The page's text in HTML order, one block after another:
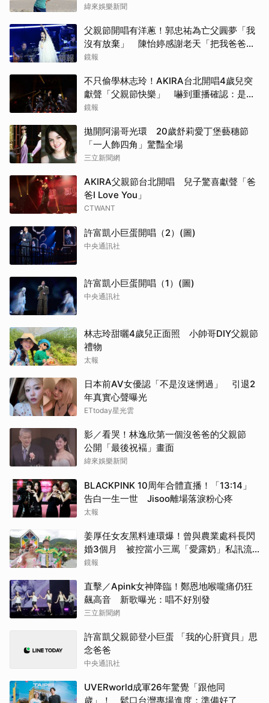
緯來娛樂新聞
父親節開唱有洋蔥！郭忠祐為亡父圓夢「我
沒有放棄」 陳怡婷感謝老天「把我爸爸還
給我」
鏡報
不只偷學林志玲！AKIRA台北開唱4歲兒突
獻聲「父親節快樂」 嚇到重播確認：是我
兒子
鏡報
拋開阿湯哥光環 20歲舒莉愛丁堡藝穗節
「一人飾四角」驚豔全場
三立新聞網
AKIRA父親節台北開唱 兒子驚喜獻聲「爸
爸I Love You」
CTWANT
許富凱小巨蛋開唱（2）(圖)
中央通訊社
許富凱小巨蛋開唱（1）(圖)
中央通訊社
林志玲甜曬4歲兒正面照 小帥哥DIY父親節
禮物
太報
日本前AV女優認「不是沒迷惘過」 引退2
年真實心聲曝光
ETtoday星光雲
影／看哭！林逸欣第一個沒爸爸的父親節
公開「最後祝褔」畫面
緯來娛樂新聞
BLACKPINK 10周年合體直播！「13:14」
告白一生一世 Jisoo離場落淚粉心疼
太報
姜厚任女友黑料連環爆！曾與農業處科長閃
婚3個月 被控當小三罵「愛露奶」私訊流
出
鏡報
直擊／Apink女神降臨！鄭恩地喉嚨痛仍狂
飆高音 新歌曝光：唱不好別發
三立新聞網
許富凱父親節登小巨蛋 「我的心肝寶貝」思
念爸爸
中央通訊社
UVERworld成軍26年驚覺「跟他同
歲」！ 鬆口台灣專場進度：準備好了